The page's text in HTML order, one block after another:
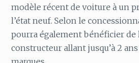
modèle récent de voiture à un
l’état neuf. Selon le
pourra également bénéficier de
constructeur allant jusqu’à 2